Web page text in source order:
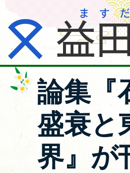
論集『
盛衰と
界』が